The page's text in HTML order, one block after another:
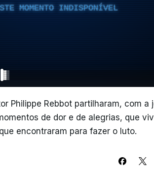
MOMENTO INDISPONÍVEL
Philippe Rebbot partilharam, com a
de dor e de alegrias, que
encontraram para fazer o luto.